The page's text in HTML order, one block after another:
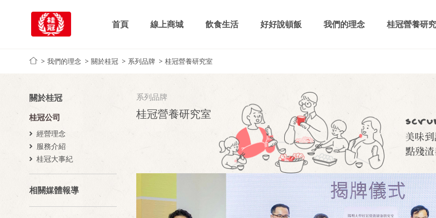
首頁 線上商城 飲食生活 好好說頓飯 我們的理念 桂冠營養研
我們的理念 關於桂冠 系列品牌 桂冠營養研究室
關於桂冠
桂冠公司
經營理念
服務介紹
桂冠大事紀
相關媒體報導
系列品牌
桂冠營養研究室